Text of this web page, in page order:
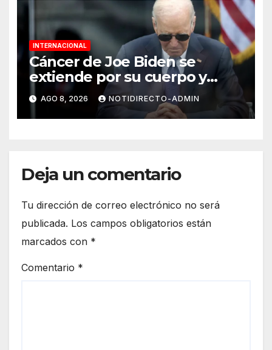
INTERNACIONAL
Cáncer de Joe Biden se
extiende por su cuerpo y
causa metástasis en sus
huesos, revela su hijo
AGO 8, 2026 NOTIDIRECTO-ADMIN
Deja un comentario
Tu dirección de correo electrónico no será
publicada. Los campos obligatorios están
marcados con *
Comentario *